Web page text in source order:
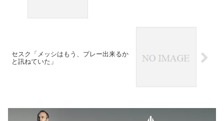
セスク「メッシはもう、プレー出来るか
と訊ねていた」